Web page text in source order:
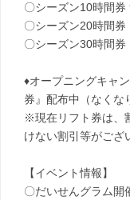
〇シーズン10時間券
〇シーズン20時間券
〇シーズン30時間券
♦オープニングキャ
券』配布中（なくな
※現在リフト券は、
けない割引等がござ
【イベント情報】
〇だいせんグラム開